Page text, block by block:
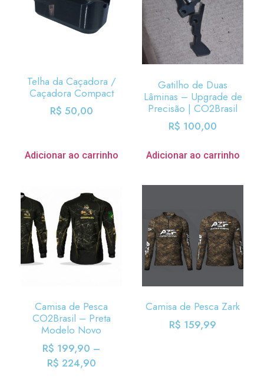
Telha da Caçadora /
Caçadora Compact
R$ 50,00
Adicionar ao carrinho
Gatilho de Duas
Lâminas – Upgrade de
Precisão | CO2Brasil
R$ 100,00
Adicionar ao carrinho
Camisa de Pesca
CO2Brasil – Preta
Modelo Novo
R$ 199,90 –
R$ 224,90
Camisa de Pesca Zark
R$ 159,99